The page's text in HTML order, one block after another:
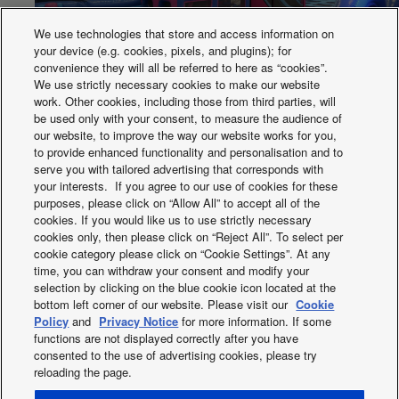
zatvorenom
prostoru
A 16
Povezivanje u
zatvorenom /
otvorenom prostoru
mm² 4 x 1,5
Protok vazduha u
zatvorenom
prostoru (hladan)
m³/min 12,4
Protok vazduha u
zatvorenom
prostoru (toplota)
m³/min 13,0
Zapremina
uklanjanja vlage
L/h
1,5
Unutrašnja jedinica-
zvučni pritisak
(haldno-Hi) (4)
dB(A) 39
Unutrašnji zvučni
pritisak (hladno -
Lo) (4)
dB(A) 25
Unutrašnji zvučni
pritisak (Cool -Q-Lo) dB(A) 19
Unutrašnji zvučni
Panasonic Jet Air Stream održava AirHop
Gloucester cool u lansiranju toplotnog talasa
Novosti
Facebook Instagram Youtube LinkedIn
We use technologies that store and access information on
your device (e.g. cookies, pixels, and plugins); for
convenience they will all be referred to here as “cookies”.
We use strictly necessary cookies to make our website
work. Other cookies, including those from third parties, will
be used only with your consent, to measure the audience of
our website, to improve the way our website works for you,
to provide enhanced functionality and personalisation and to
serve you with tailored advertising that corresponds with
your interests. If you agree to our use of cookies for these
purposes, please click on “Allow All” to accept all of the
cookies. If you would like us to use strictly necessary
cookies only, then please click on “Reject All”. To select per
cookie category please click on “Cookie Settings”. At any
time, you can withdraw your consent and modify your
selection by clicking on the blue cookie icon located at the
bottom left corner of our website. Please visit our Cookie
Policy and Privacy Notice for more information. If some
functions are not displayed correctly after you have
consented to the use of advertising cookies, please try
reloading the page.